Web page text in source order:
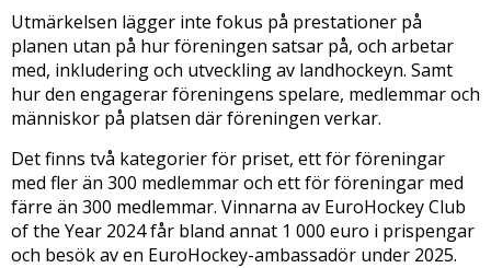
Utmärkelsen lägger inte fokus på prestationer på
planen utan på hur föreningen satsar på, och arbetar
med, inkludering och utveckling av landhockeyn. Samt
hur den engagerar föreningens spelare, medlemmar och
människor på platsen där föreningen verkar.
Det finns två kategorier för priset, ett för föreningar
med fler än 300 medlemmar och ett för föreningar med
färre än 300 medlemmar. Vinnarna av EuroHockey Club
of the Year 2024 får bland annat 1 000 euro i prispengar
och besök av en EuroHockey-ambassadör under 2025.